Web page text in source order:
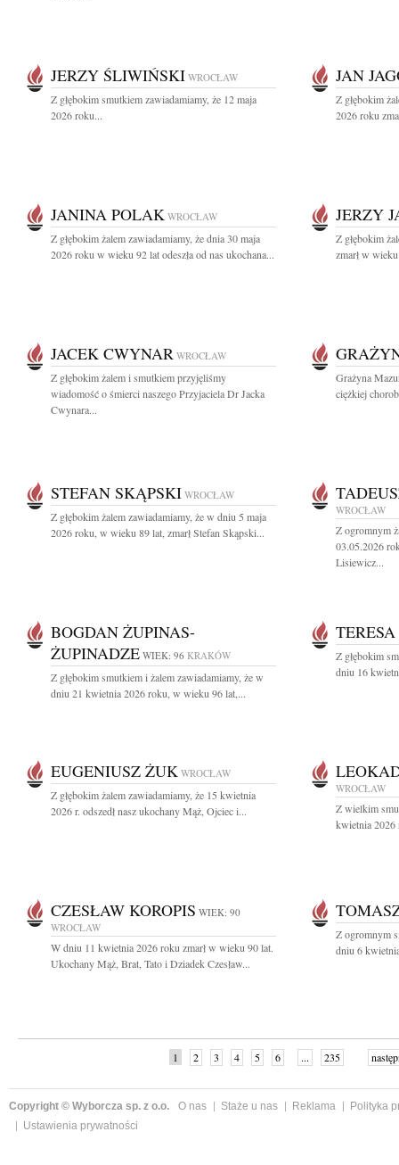
JERZY ŚLIWIŃSKI WROCŁAW
Z głębokim smutkiem zawiadamiamy, że 12 maja
2026 roku...
JAN
Z głębokim
2026 roku
JANINA POLAK WROCŁAW
Z głębokim żalem zawiadamiamy, że dnia 30 maja
2026 roku w wieku 92 lat odeszła od nas ukochana...
JERZY
Z głębokim
zmarł w
JACEK CWYNAR WROCŁAW
Z głębokim żalem i smutkiem przyjęliśmy
wiadomość o śmierci naszego Przyjaciela Dr Jacka
Cwynara...
Grażyna
ciężkiej
STEFAN SKĄPSKI WROCŁAW
Z głębokim żalem zawiadamiamy, że w dniu 5 maja
2026 roku, w wieku 89 lat, zmarł Stefan Skąpski...
WROCŁAW
Z ogromnym
03.05.2026
Lisiewicz...
BOGDAN ŻUPINAS-
ŻUPINADZE WIEK: 96 KRAKÓW
Z głębokim smutkiem i żalem zawiadamiamy, że w
dniu 21 kwietnia 2026 roku, w wieku 96 lat,...
Z głębokim
dniu 16
EUGENIUSZ ŻUK WROCŁAW
Z głębokim żalem zawiadamiamy, że 15 kwietnia
2026 r. odszedł nasz ukochany Mąż, Ojciec i...
WROCŁAW
Z wielkim
kwietnia 2026
CZESŁAW KOROPIS WIEK: 90
WROCŁAW
W dniu 11 kwietnia 2026 roku zmarł w wieku 90 lat.
Ukochany Mąż, Brat, Tato i Dziadek Czesław...
Z ogromnym
dniu 6
1 2 3 4 5 6 ... 235
Copyright © Wyborcza sp. z o.o. O nas Staże u nas Reklama
Polityka
Ustawienia prywatności